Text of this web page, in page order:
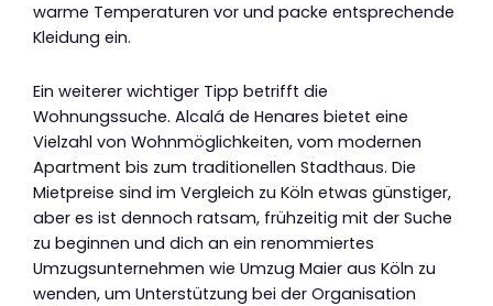
warme Temperaturen vor und packe entsprechende
Kleidung ein.
Ein weiterer wichtiger Tipp betrifft die
Wohnungssuche. Alcalá de Henares bietet eine
Vielzahl von Wohnmöglichkeiten, vom modernen
Apartment bis zum traditionellen Stadthaus. Die
Mietpreise sind im Vergleich zu Köln etwas günstiger,
aber es ist dennoch ratsam, frühzeitig mit der Suche
zu beginnen und dich an ein renommiertes
Umzugsunternehmen wie Umzug Maier aus Köln zu
wenden, um Unterstützung bei der Organisation